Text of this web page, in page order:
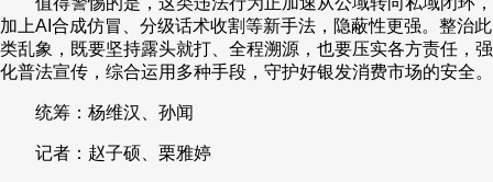
加上AI合成仿冒、分级话术收割等新手法，隐蔽性更强。整治此
类乱象，既要坚持露头就打、全程溯源，也要压实各方责任，强
化普法宣传，综合运用多种手段，守护好银发消费市场的安全。
统筹：杨维汉、孙闻
记者：赵子硕、栗雅婷